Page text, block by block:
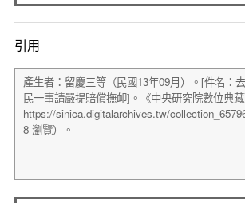
引用